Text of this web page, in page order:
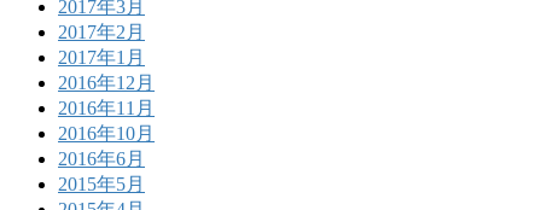
2017年3月
2017年2月
2017年1月
2016年12月
2016年11月
2016年10月
2016年6月
2015年5月